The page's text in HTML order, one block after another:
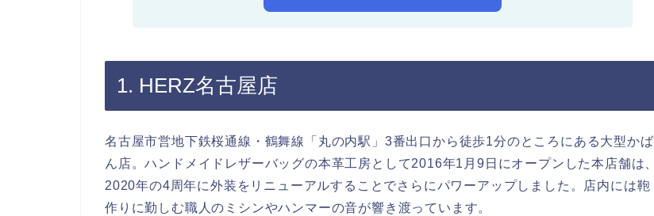
1. HERZ名古屋店
名古屋市営地下鉄桜通線・鶴舞線「丸の内駅」3番出口から徒歩1分のところにある大型かば
ん店。ハンドメイドレザーバッグの本革工房として2016年1月9日にオープンした本店舗は、
2020年の4周年に外装をリニューアルすることでさらにパワーアップしました。店内には鞄
作りに勤しむ職人のミシンやハンマーの音が響き渡っています。